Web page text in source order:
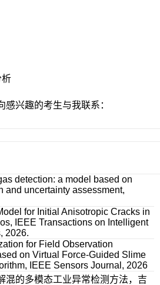
析
兴趣的考生与我联系：
detection: a model based on
and uncertainty assessment,
for Initial Anisotropic Cracks in
IEEE Transactions on Intelligent
2026.
for Field Observation
on Virtual Force-Guided Slime
IEEE Sensors Journal, 2026
混的多模态工业异常检测方法，吉